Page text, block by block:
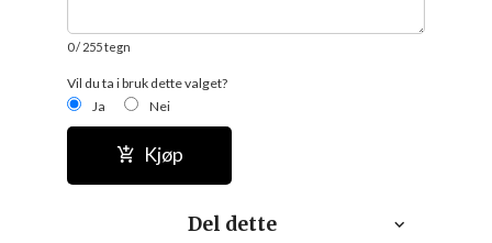
0/ 255 tegn
Vil du ta i bruk dette valget?
Ja
Nei
Kjøp
Del dette